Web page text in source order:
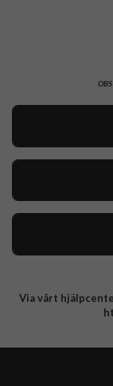
Integritetspolicy
Via vårt